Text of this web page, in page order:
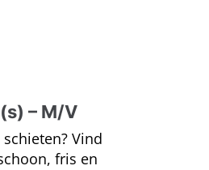
– M/V
Vind
fris en